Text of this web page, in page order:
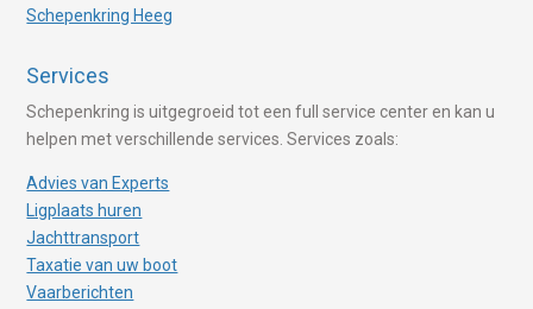
Schepenkring Heeg
Services
Schepenkring is uitgegroeid tot een full service center en kan u
helpen met verschillende services. Services zoals:
Advies van Experts
Ligplaats huren
Jachttransport
Taxatie van uw boot
Vaarberichten